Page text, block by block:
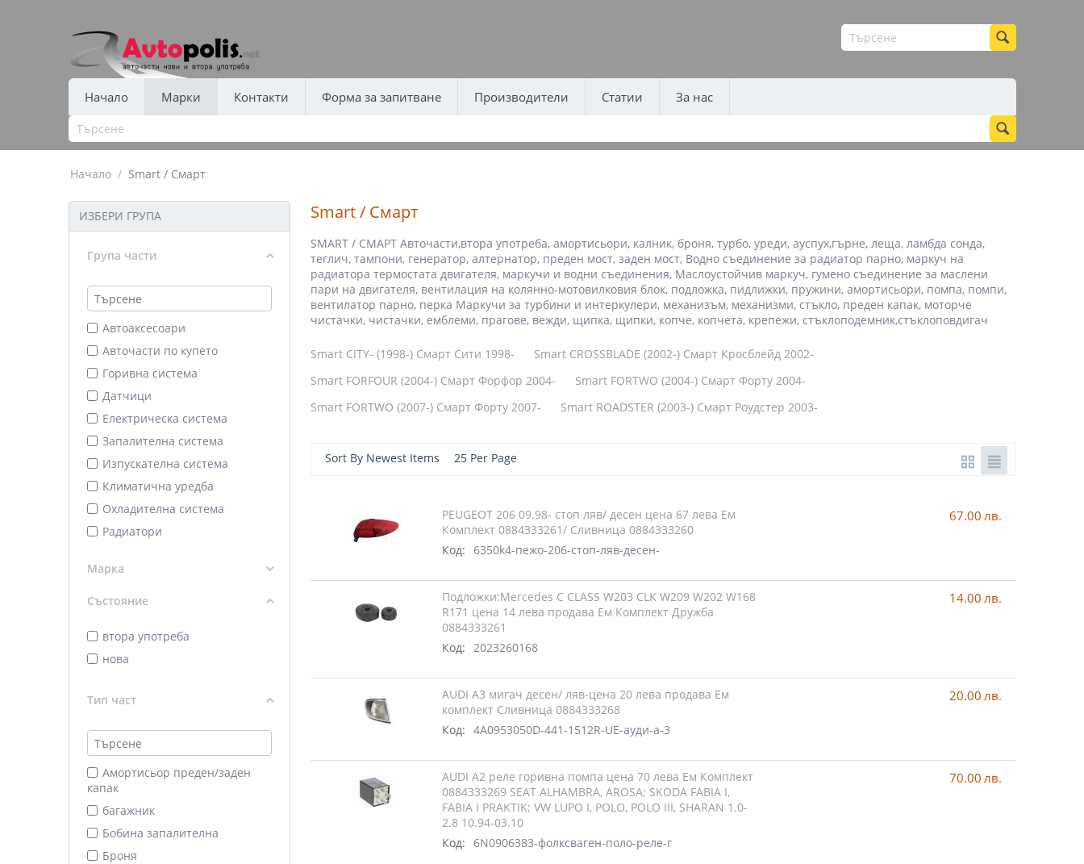
Начало Марки Контакти Форма за запитване Производители Статии За нас
Начало / Smart / Смарт
ИЗБЕРИ ГРУПА
Група части
Автоаксесоари
Авточасти по купето
Горивна система
Датчици
Електрическа система
Запалителна система
Изпускателна система
Климатична уредба
Охладителна система
Радиатори
Трансмисия
Ходова част
Марка
Състояние
втора употреба
нова
Тип част
Амортисьор преден/заден
капак
багажник
Бобина запалителна
Броня
Smart / Смарт
SMART / СМАРТ Авточасти,втора употреба, амортисьори, калник, броня, турбо, уреди, ауспух,гърне, леща, ламбда сонда,
теглич, тампони, генератор, алтернатор, преден мост, заден мост, Водно съединение за радиатор парно, маркуч на
радиатора термостата двигателя, маркучи и водни съединения, Маслоустойчив маркуч, гумено съединение за маслени
пари на двигателя, вентилация на колянно-мотовилковия блок, подложка, пидлижки, пружини, амортисьори, помпа, помпи,
вентилатор парно, перка Маркучи за турбини и интеркулери, механизъм, механизми, стъкло, преден капак, моторче
чистачки, чистачки, емблеми, прагове, вежди, щипка, щипки, копче, копчета, крепежи, стъклоподемник,стъклоповдигач
Smart CITY- (1998-) Смарт Сити 1998-
Smart CROSSBLADE (2002-) Смарт Кросблейд 2002-
Smart FORFOUR (2004-) Смарт Форфор 2004-
Smart FORTWO (2004-) Смарт Форту 2004-
Smart FORTWO (2007-) Смарт Форту 2007-
Smart ROADSTER (2003-) Смарт Роудстер 2003-
Sort By Newest Items 25 Per Page
PEUGEOT 206 09.98- стоп ляв/ десен цена 67 лева Ем
Комплект 0884333261/ Сливница 0884333260
Код: 6350k4-пежо-206-стоп-ляв-десен-
67.00 лв.
Подложки:Mercedes C CLASS W203 CLK W209 W202 W168
R171 цена 14 лева продава Ем Комплект Дружба
0884333261
Код: 2023260168
14.00 лв.
AUDI A3 мигач десен/ ляв-цена 20 лева продава Ем
комплект Сливница 0884333268
Код: 4A0953050D-441-1512R-UE-ауди-а-3
20.00 лв.
AUDI A2 реле горивна помпа цена 70 лева Ем Комплект
0884333269 SEAT ALHAMBRA, AROSA; SKODA FABIA I,
FABIA I PRAKTIK; VW LUPO I, POLO, POLO III, SHARAN 1.0-
2.8 10.94-03.10
Код: 6N0906383-фолксваген-поло-реле-г
70.00 лв.